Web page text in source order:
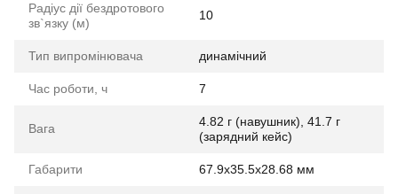
Радіус дії бездротового
зв`язку (м)
10
Тип випромінювача динамічний
Час роботи, ч 7
Вага
4.82 г (навушник), 41.7 г
(зарядний кейс)
Габарити 67.9x35.5x28.68 мм